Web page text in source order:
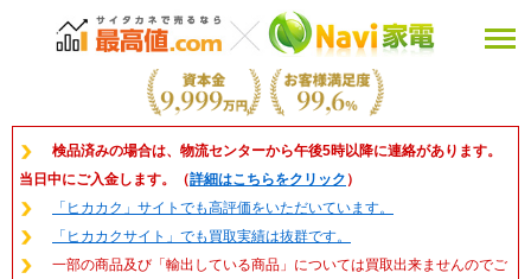
検品済みの場合は、物流センターから午後5時以降に連絡があります。
当日中にご入金します。（詳細はこちらをクリック ）
「ヒカカク」サイトでも高評価をいただいています。
「ヒカカクサイト」でも買取実績は抜群です。
一部の商品及び「輸出している商品」については買取出来ませんのでご